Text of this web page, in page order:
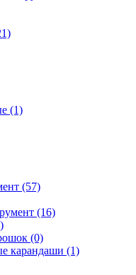
(1)
(57)
(16)
(0)
карандаши (1)